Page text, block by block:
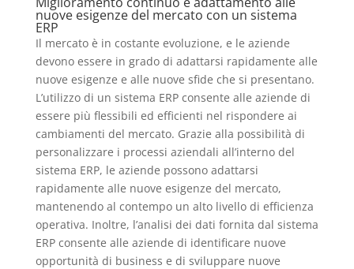
nuove esigenze del mercato con un sistema
ERP
Il mercato è in costante evoluzione, e le aziende
devono essere in grado di adattarsi rapidamente alle
nuove esigenze e alle nuove sfide che si presentano.
L’utilizzo di un sistema ERP consente alle aziende di
essere più flessibili ed efficienti nel rispondere ai
cambiamenti del mercato. Grazie alla possibilità di
personalizzare i processi aziendali all’interno del
sistema ERP, le aziende possono adattarsi
rapidamente alle nuove esigenze del mercato,
mantenendo al contempo un alto livello di efficienza
operativa. Inoltre, l’analisi dei dati fornita dal sistema
ERP consente alle aziende di identificare nuove
opportunità di business e di sviluppare nuove